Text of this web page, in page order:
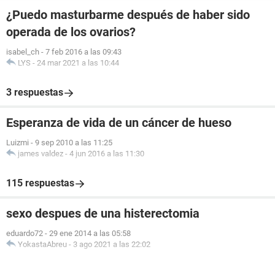
¿Puedo masturbarme después de haber sido
operada de los ovarios?
isabel_ch - 7 feb 2016 a las 09:43
LYS - 24 mar 2021 a las 10:44
3 respuestas
Esperanza de vida de un cáncer de hueso
Luizmi - 9 sep 2010 a las 11:25
james valdez - 4 jun 2016 a las 11:30
115 respuestas
sexo despues de una histerectomia
eduardo72 - 29 ene 2014 a las 05:58
YokastaAbreu - 3 ago 2021 a las 22:02